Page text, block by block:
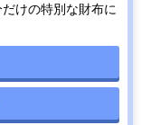
けの特別な財布に